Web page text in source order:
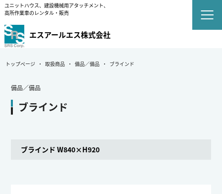
ユニットハウス、建設機械用アタッチメント、
高所作業車のレンタル・販売
エスアールエス株式会社
トップページ 取扱商品 備品／備品 ブラインド
備品／備品
ブラインド
ブラインド W840×H920